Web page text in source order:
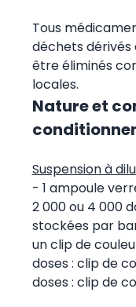
Tous
déchets
être éliminés
locales.
Nature et
Suspension à
- 1 ampoule
2 000 ou 4 000
stockées par
un clip de
doses : clip de
doses : clip de